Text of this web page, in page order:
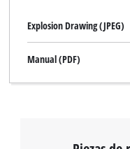
Explosion Drawing (JPEG)
Manual (PDF)